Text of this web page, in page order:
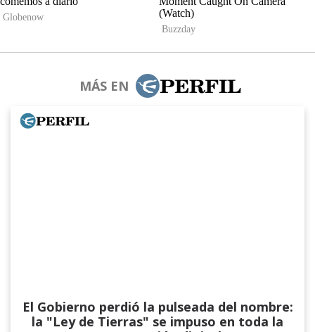
MÁS EN
El Gobierno perdió la pulseada del nombre:
la "Ley de Tierras" se impuso en toda la